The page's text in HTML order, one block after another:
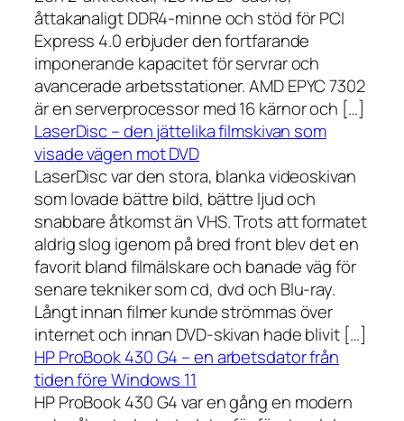
åttakanaligt DDR4-minne och stöd för PCI
Express 4.0 erbjuder den fortfarande
imponerande kapacitet för servrar och
avancerade arbetsstationer. AMD EPYC 7302
är en serverprocessor med 16 kärnor och […]
LaserDisc – den jättelika filmskivan som
visade vägen mot DVD
LaserDisc var den stora, blanka videoskivan
som lovade bättre bild, bättre ljud och
snabbare åtkomst än VHS. Trots att formatet
aldrig slog igenom på bred front blev det en
favorit bland filmälskare och banade väg för
senare tekniker som cd, dvd och Blu-ray.
Långt innan filmer kunde strömmas över
internet och innan DVD-skivan hade blivit […]
HP ProBook 430 G4 – en arbetsdator från
tiden före Windows 11
HP ProBook 430 G4 var en gång en modern